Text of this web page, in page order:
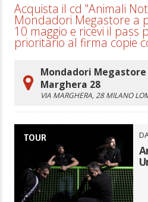
Acquista il cd "Animali
Mondadori Megastore a
10 maggio e ricevi il pass
prioritario al firma copie
Mondadori Megastore
Marghera 28
VIA MARGHERA, 28MILANO
TOUR